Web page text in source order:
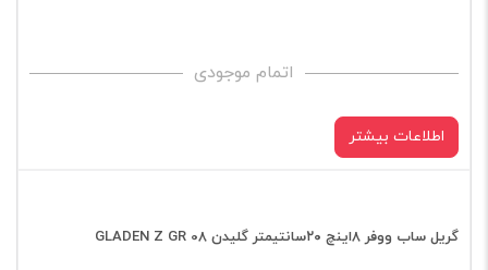
GB
2
اتمام موجودی
اطلاعات بیشتر
گریل ساب ووفر ۸اینچ ۲۰سانتیمتر گلیدن GLADEN Z GR 08